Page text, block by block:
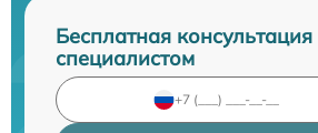
Бесплатная консультация
специалистом